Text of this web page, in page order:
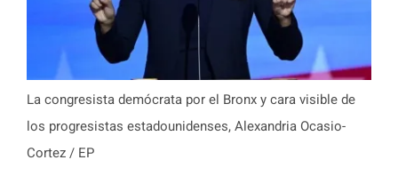
La congresista demócrata por el Bronx y cara visible de
los progresistas estadounidenses, Alexandria Ocasio-
Cortez / EP